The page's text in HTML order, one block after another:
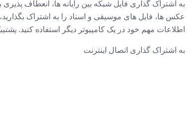
به اشتراک گذاری فایل شبکه بین رایانه ها، انعطاف
عکس ها، فایل های موسیقی و اسناد را به اشتراک
اطلاعات مهم خود در یک کامپیوتر دیگر استفاده کنید.
به اشتراک گذاری اتصال اینترنت